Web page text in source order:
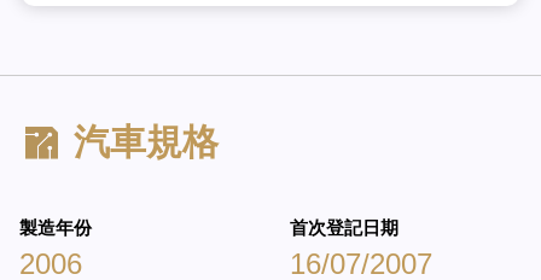
汽車規格
製造年份
2006
首次登記日期
16/07/2007